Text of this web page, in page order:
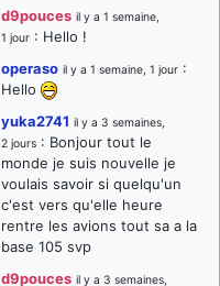
d9pouces il y a 1 semaine,
1 jour : Hello !
operaso il y a 1 semaine, 1 jour :
Hello
yuka2741 il y a 3 semaines,
2 jours : Bonjour tout le
monde je suis nouvelle je
voulais savoir si quelqu'un
c'est vers qu'elle heure
rentre les avions tout sa a la
base 105 svp
d9pouces il y a 3 semaines,